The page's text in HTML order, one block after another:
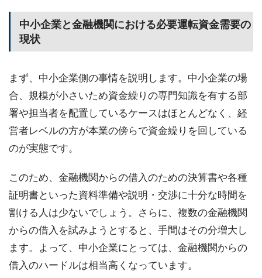
中小企業と金融機関における必要運転資金需要の
現状
まず、中小企業側の事情を説明します。中小企業の場
合、規模が小さいため資金繰りの専門知識を有する部
署や担当者を配置しているケースはほとんどなく、経
営者レベルの方が本業の傍らで資金繰りを回している
のが実態です。
このため、金融機関からの借入のための決算書や各種
証明書といった資料準備や説明・交渉に十分な時間を
割ける人は少ないでしょう。さらに、複数の金融機関
からの借入を試みようとすると、手間はその分増大し
ます。よって、中小企業にとっては、金融機関からの
借入のハードルは相当高くなっています。